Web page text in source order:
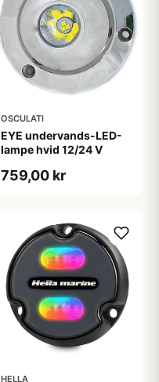
OSCULATI
EYE undervands-LED-
lampe hvid 12/24 V
759,00 kr
HELLA